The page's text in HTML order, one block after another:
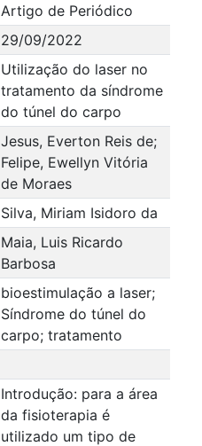
Artigo de Periódico
29/09/2022
Utilização do laser no
tratamento da síndrome
do túnel do carpo
Jesus, Everton Reis de;
Felipe, Ewellyn Vitória
de Moraes
Silva, Miriam Isidoro da
Maia, Luis Ricardo
Barbosa
bioestimulação a laser;
Síndrome do túnel do
carpo; tratamento
Introdução: para a área
da fisioterapia é
utilizado um tipo de